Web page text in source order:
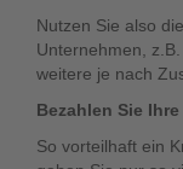
Nutzen Sie also
Unternehmen,
weitere je nach
Bezahlen Sie
So vorteilhaft ein